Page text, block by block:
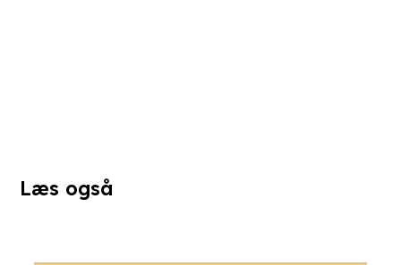
Læs også